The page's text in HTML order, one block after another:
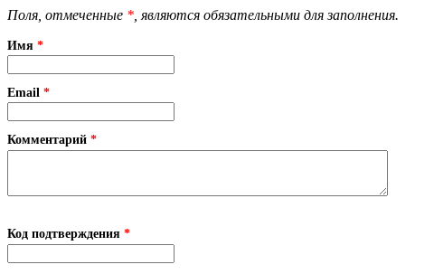
Поля, отмеченные * , являются обязательными для заполнения.
Имя *
Email *
Комментарий *
Код подтверждения *